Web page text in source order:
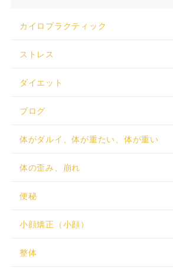
カイロプラクティック
ストレス
ダイエット
ブログ
体がダルイ、体が重たい、体が重い
体の歪み、崩れ
便秘
小顔矯正（小顔）
整体